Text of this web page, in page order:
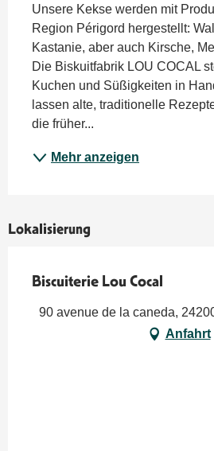
Unsere Kekse werden mit
Region Périgord hergestellt:
Kastanie, aber auch Kirsche,
Die Biskuitfabrik LOU COCAL
Kuchen und Süßigkeiten in
lassen alte, traditionelle
die früher...
Mehr anzeigen
Lokalisierung
Biscuiterie Lou Cocal
90 avenue de la caneda,
Anfahrt